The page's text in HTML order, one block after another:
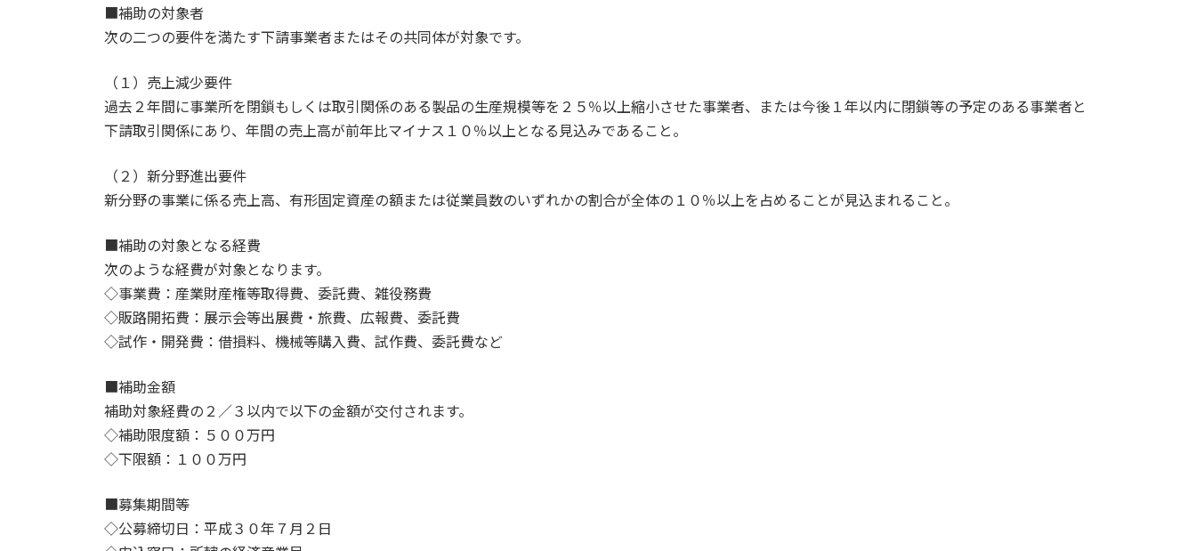
■補助の対象者
次の二つの要件を満たす下請事業者またはその共同体が対象です。
（１）売上減少要件
過去２年間に事業所を閉鎖もしくは取引関係のある製品の生産規模等を２５％以上縮小させた事業者、または今後１年以内に閉鎖等の予定のある事業者と
下請取引関係にあり、年間の売上高が前年比マイナス１０％以上となる見込みであること。
（２）新分野進出要件
新分野の事業に係る売上高、有形固定資産の額または従業員数のいずれかの割合が全体の１０％以上を占めることが見込まれること。
■補助の対象となる経費
次のような経費が対象となります。
◇事業費：産業財産権等取得費、委託費、雑役務費
◇販路開拓費：展示会等出展費・旅費、広報費、委託費
◇試作・開発費：借損料、機械等購入費、試作費、委託費など
■補助金額
補助対象経費の２／３以内で以下の金額が交付されます。
◇補助限度額：５００万円
◇下限額：１００万円
■募集期間等
◇公募締切日：平成３０年７月２日